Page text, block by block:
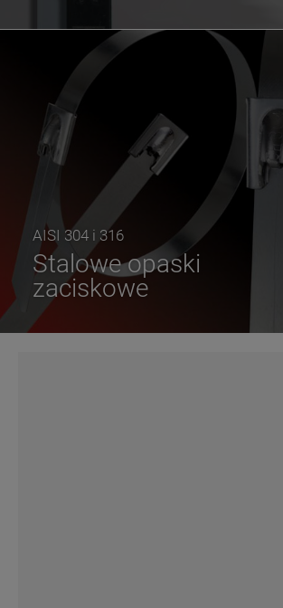
AISI 304 i 316
Stalowe opaski
zaciskowe